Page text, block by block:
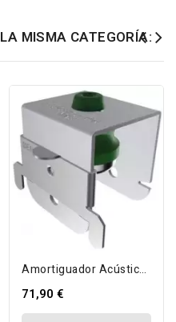
MISMA CATEGORÍA:
Amortiguador Acústico SE-4360/60 VDS...
71,90 €